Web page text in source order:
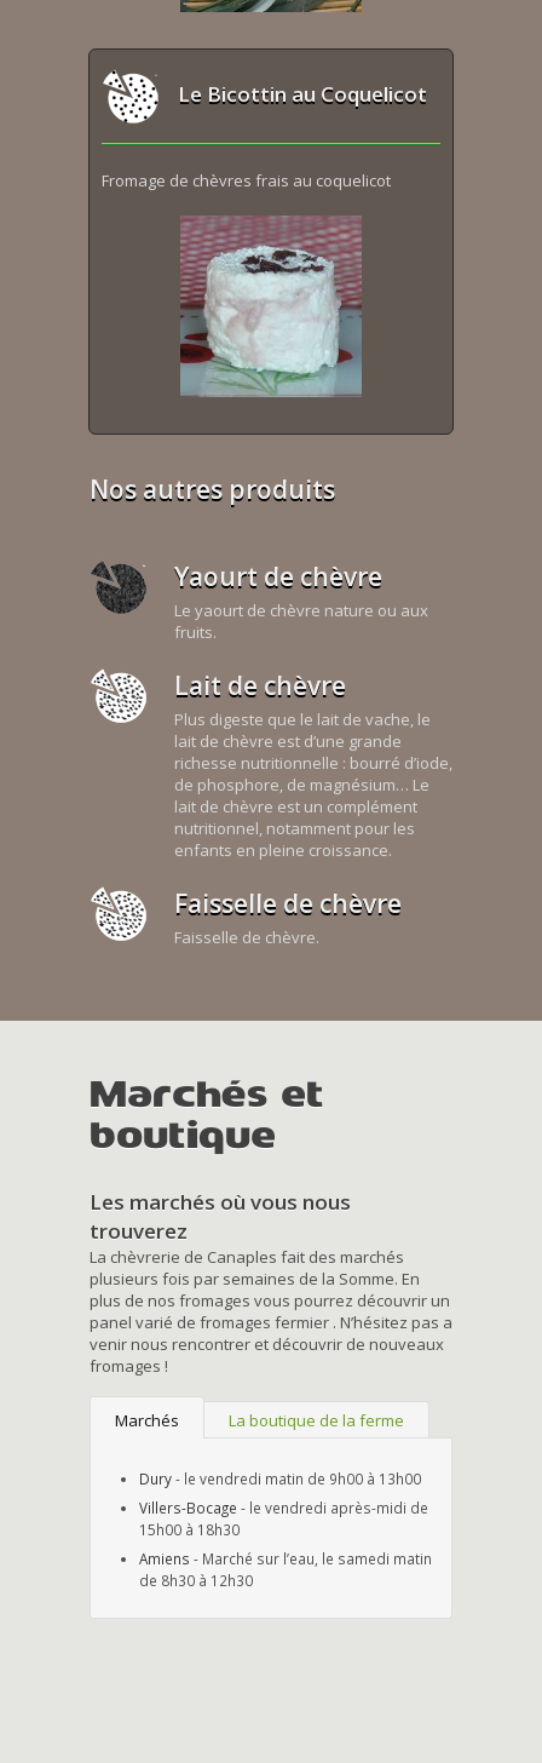
Le Bicottin au Coquelicot
Fromage de chèvres frais au coquelicot
Nos autres produits
Yaourt de chèvre
Le yaourt de chèvre nature ou aux
fruits.
Lait de chèvre
Plus digeste que le lait de vache, le
lait de chèvre est d’une grande
richesse nutritionnelle : bourré d’iode,
de phosphore, de magnésium… Le
lait de chèvre est un complément
nutritionnel, notamment pour les
enfants en pleine croissance.
Faisselle de chèvre
Faisselle de chèvre.
Marchés et
boutique
Les marchés où vous nous
trouverez
La chèvrerie de Canaples fait des marchés
plusieurs fois par semaines de la Somme. En
plus de nos fromages vous pourrez découvrir un
panel varié de fromages fermier . N’hésitez pas a
venir nous rencontrer et découvrir de nouveaux
fromages !
Marchés La boutique de la ferme
Dury- le vendredi matin de 9h00 à 13h00
Villers-Bocage - le vendredi après-midi de
15h00 à 18h30
Amiens - Marché sur l’eau, le samedi matin
de 8h30 à 12h30